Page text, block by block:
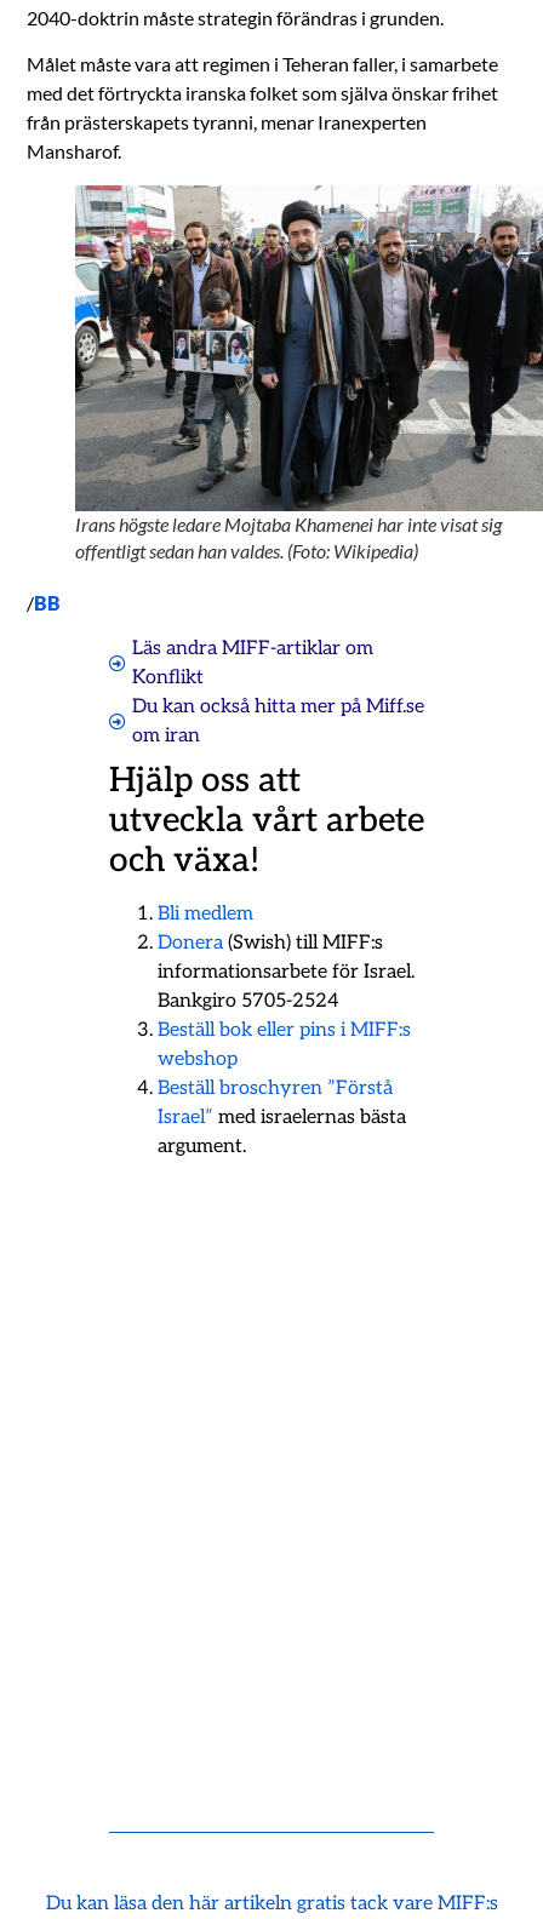
2040-doktrin måste strategin förändras i grunden.
Målet måste vara att regimen i Teheran faller, i samarbete
med det förtryckta iranska folket som själva önskar frihet
från prästerskapets tyranni, menar Iranexperten
Mansharof.
Irans högste ledare Mojtaba Khamenei har inte visat sig
offentligt sedan han valdes. (Foto: Wikipedia)
/BB
Läs andra MIFF-artiklar om
Konflikt
Du kan också hitta mer på Miff.se
om iran
Hjälp oss att
utveckla vårt arbete
och växa!
Bli medlem
Donera(Swish) till MIFF:s
informationsarbete för Israel.
Bankgiro 5705-2524
Beställ bok eller pins i MIFF:s
webshop
Beställ broschyren ”Förstå
Israel” med israelernas bästa
argument.
Du kan läsa den här artikeln gratis tack vare MIFF:s